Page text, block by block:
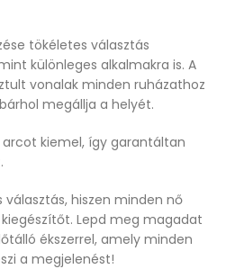
tökéletes választás
különleges alkalmakra is. A
vonalak minden ruházathoz
megállja a helyét.
kiemel, így garantáltan
hiszen minden nő
Lepd meg magadat
ékszerrel, amely minden
a megjelenést!